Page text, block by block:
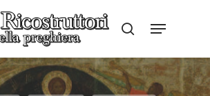
search
Menu
Menu